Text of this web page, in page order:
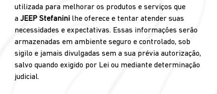
utilizada para melhorar os produtos e serviços que
a JEEP Stefanini lhe oferece e tentar atender suas
necessidades e expectativas. Essas informações serão
armazenadas em ambiente seguro e controlado, sob
sigilo e jamais divulgadas sem a sua prévia autorização,
salvo quando exigido por Lei ou mediante determinação
judicial.